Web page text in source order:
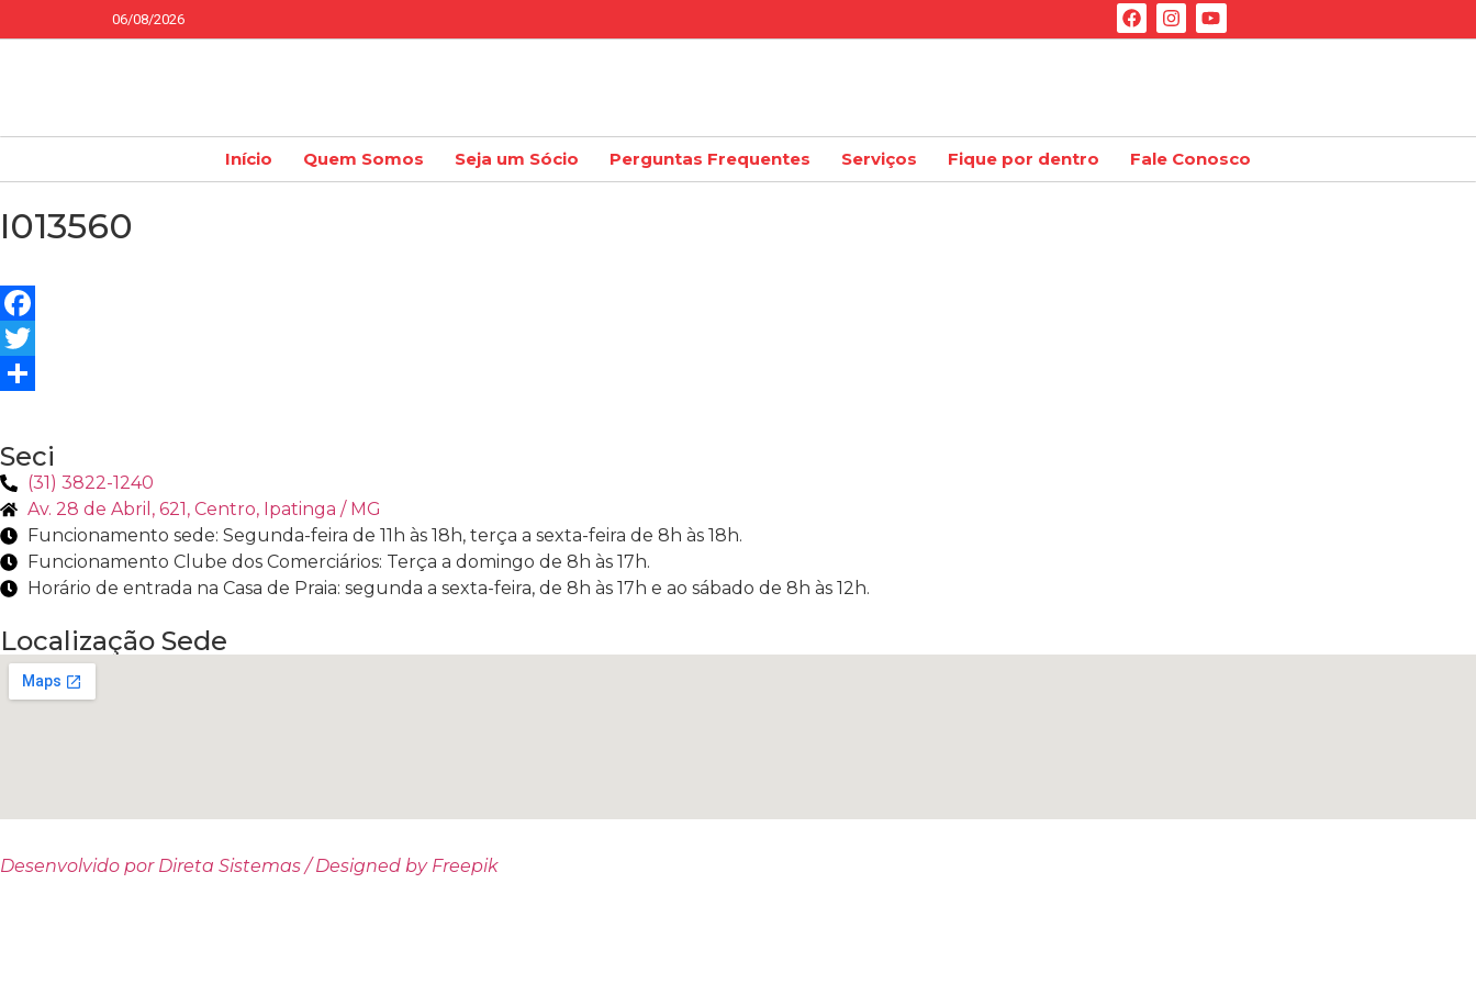
06/08/2026
Início Quem Somos Seja um Sócio Perguntas Frequentes Serviços Fique por dentro Fale Conosco
I013560
Facebook
Twitter
Seci
(31) 3822-1240
Av. 28 de Abril, 621, Centro, Ipatinga / MG
Funcionamento sede: Segunda-feira de 11h às 18h, terça a sexta-feira de 8h às 18h.
Funcionamento Clube dos Comerciários: Terça a domingo de 8h às 17h.
Horário de entrada na Casa de Praia: segunda a sexta-feira, de 8h às 17h e ao sábado de 8h às 12h.
Localização Sede
Desenvolvido por Direta Sistemas /Designed by Freepik